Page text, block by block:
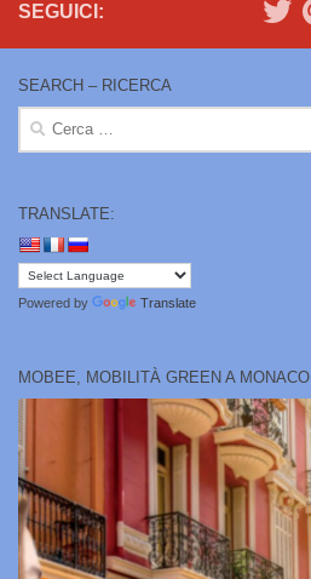
SEGUICI:
SEARCH – RICERCA
Ricerca
TRANSLATE:
Powered by Translate
MOBEE, MOBILITÀ GREEN A MONACO